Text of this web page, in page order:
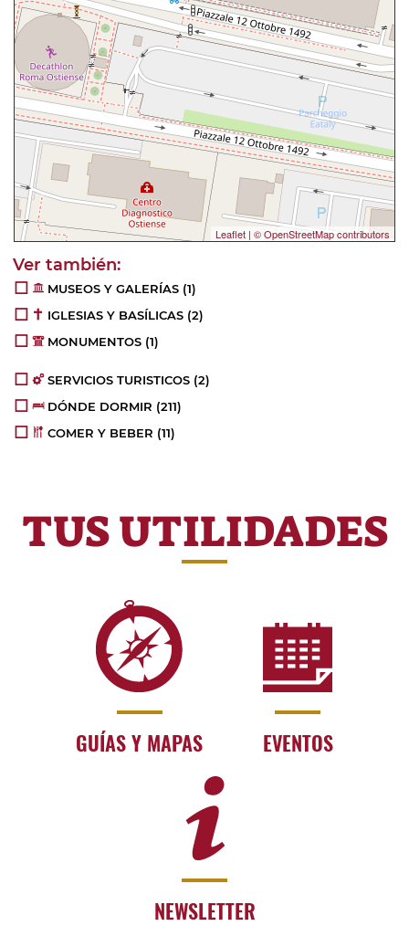
Leaflet | © OpenStreetMap contributors
MUSEOS Y GALERÍAS (1)
IGLESIAS Y BASÍLICAS (2)
MONUMENTOS (1)
SERVICIOS TURISTICOS (2)
DÓNDE DORMIR (211)
COMER Y BEBER (11)
TUS UTILIDADES
GUÍAS Y MAPAS EVENTOS
NEWSLETTER